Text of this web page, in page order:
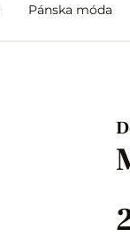
Pánska móda